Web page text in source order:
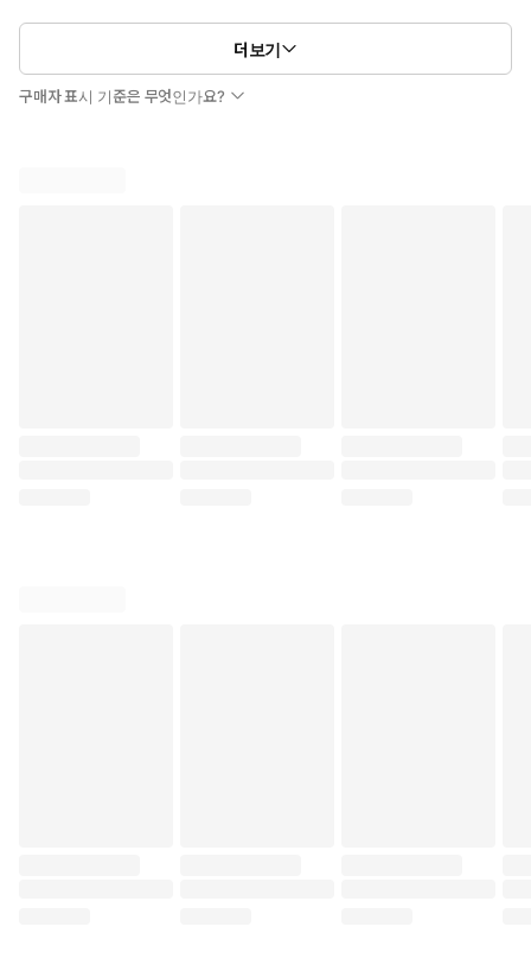
더보기
구매자 표시 기준은 무엇인가요?